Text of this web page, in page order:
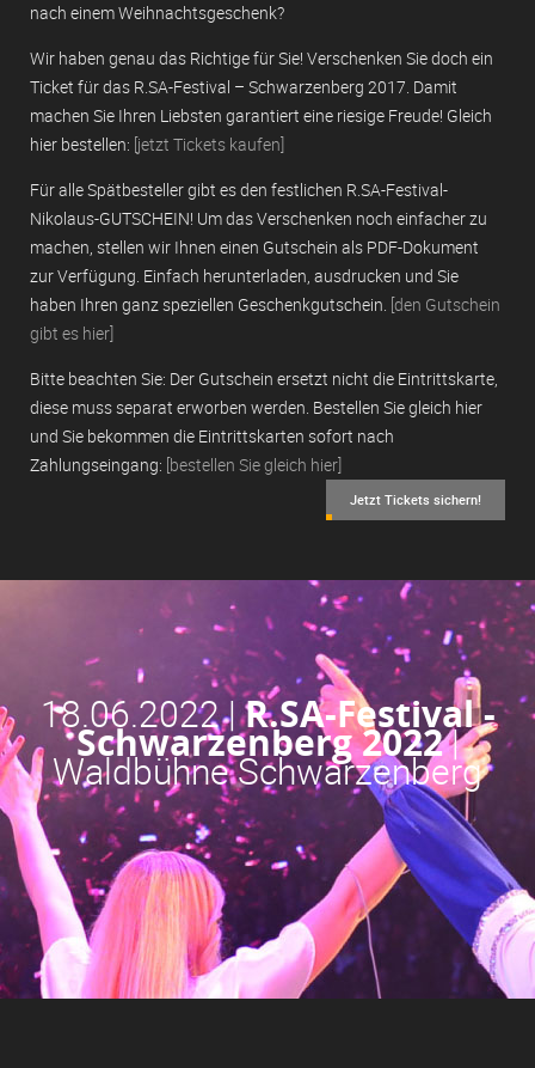
nach einem Weihnachtsgeschenk?
Wir haben genau das Richtige für Sie! Verschenken Sie doch ein
Ticket für das R.SA-Festival – Schwarzenberg 2017. Damit
machen Sie Ihren Liebsten garantiert eine riesige Freude! Gleich
hier bestellen: [jetzt Tickets kaufen]
Für alle Spätbesteller gibt es den festlichen R.SA-Festival-
Nikolaus-GUTSCHEIN! Um das Verschenken noch einfacher zu
machen, stellen wir Ihnen einen Gutschein als PDF-Dokument
zur Verfügung. Einfach herunterladen, ausdrucken und Sie
haben Ihren ganz speziellen Geschenkgutschein. [den Gutschein
gibt es hier]
Bitte beachten Sie: Der Gutschein ersetzt nicht die Eintrittskarte,
diese muss separat erworben werden. Bestellen Sie gleich hier
und Sie bekommen die Eintrittskarten sofort nach
Zahlungseingang: [bestellen Sie gleich hier]
Jetzt Tickets sichern!
18.06.2022 |R.SA-Festival -
Schwarzenberg 2022|
Waldbühne Schwarzenberg